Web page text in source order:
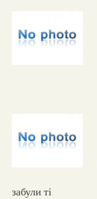
забули ті